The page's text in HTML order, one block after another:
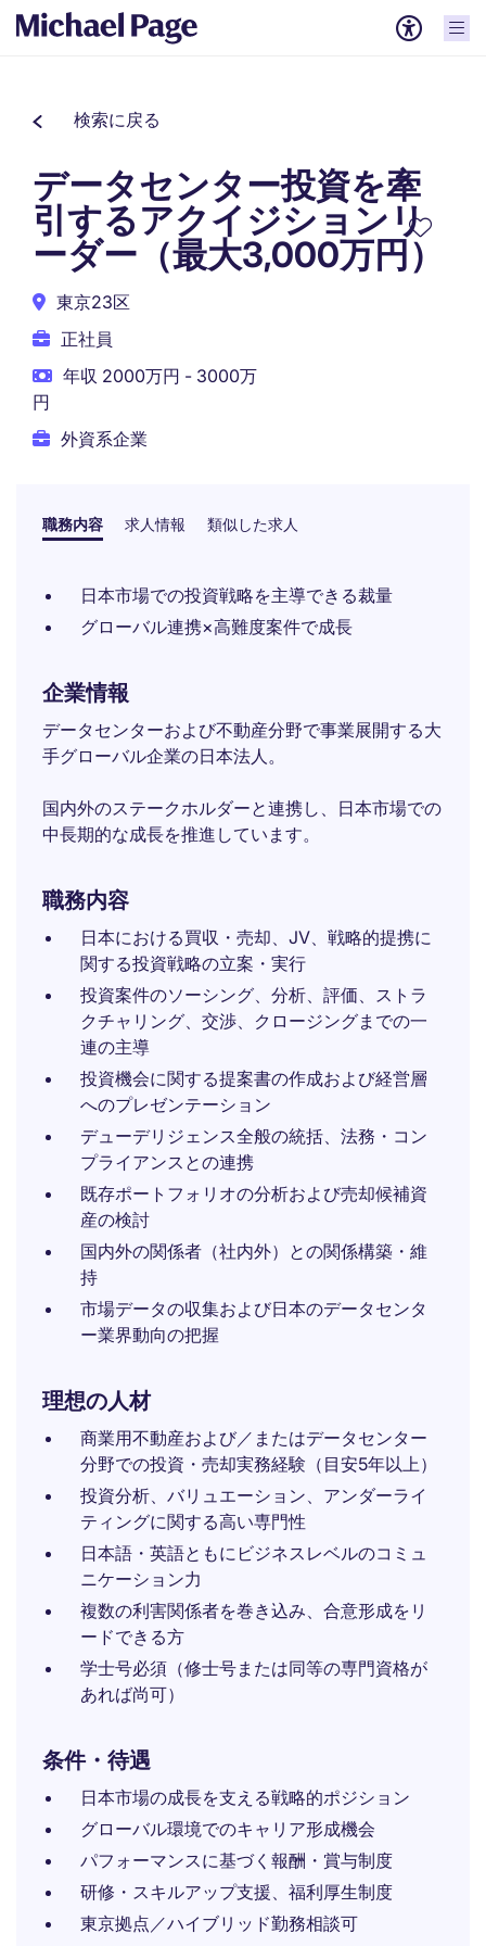
検索に戻る
データセンター投資を牽
引するアクイジションリ
ーダー（最大3,000万円）
東京23区
正社員
年収 2000万円 - 3000万
円
外資系企業
職務内容 求人情報 類似した求人
日本市場での投資戦略を主導できる裁量
グローバル連携×高難度案件で成長
企業情報
データセンターおよび不動産分野で事業展開する大
手グローバル企業の日本法人。
国内外のステークホルダーと連携し、日本市場での
中長期的な成長を推進しています。
職務内容
日本における買収・売却、JV、戦略的提携に
関する投資戦略の立案・実行
投資案件のソーシング、分析、評価、ストラ
クチャリング、交渉、クロージングまでの一
連の主導
投資機会に関する提案書の作成および経営層
へのプレゼンテーション
デューデリジェンス全般の統括、法務・コン
プライアンスとの連携
既存ポートフォリオの分析および売却候補資
産の検討
国内外の関係者（社内外）との関係構築・維
持
市場データの収集および日本のデータセンタ
ー業界動向の把握
理想の人材
商業用不動産および／またはデータセンター
分野での投資・売却実務経験（目安5年以上）
投資分析、バリュエーション、アンダーライ
ティングに関する高い専門性
日本語・英語ともにビジネスレベルのコミュ
ニケーション力
複数の利害関係者を巻き込み、合意形成をリ
ードできる方
学士号必須（修士号または同等の専門資格が
あれば尚可）
条件・待遇
日本市場の成長を支える戦略的ポジション
グローバル環境でのキャリア形成機会
パフォーマンスに基づく報酬・賞与制度
研修・スキルアップ支援、福利厚生制度
東京拠点／ハイブリッド勤務相談可